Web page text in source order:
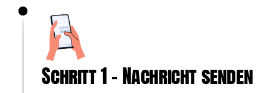
Schritt 1 – Nachricht senden